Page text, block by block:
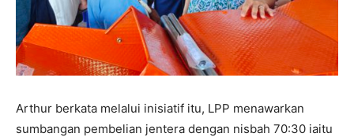
Arthur berkata melalui inisiatif itu, LPP menawarkan
sumbangan pembelian jentera dengan nisbah 70:30 iaitu